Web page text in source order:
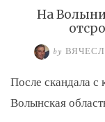
На
by
После скандала
Волынская